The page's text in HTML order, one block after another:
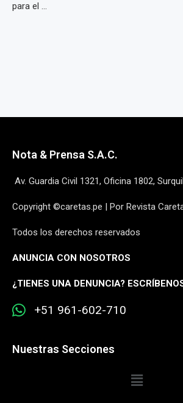
para el ...
Nota & Prensa S.A.C.
Av. Guardia Civil 1321, Oficina 1802,
Copyright ©caretas.pe | Por Revista
Todos los derechos reservados
ANUNCIA CON NOSOTROS
¿TIENES UNA DENUNCIA?
+51 961-602-710
Nuestras Secciones